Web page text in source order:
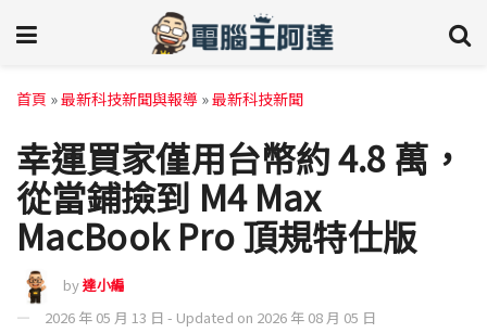
首頁 »最新科技新聞與報導 »最新科技新聞
幸運買家僅用台幣約 4.8 萬，
從當鋪撿到 M4 Max
MacBook Pro 頂規特仕版
by達小編
2026 年 05 月 13 日 - Updated on 2026 年 08 月 05 日